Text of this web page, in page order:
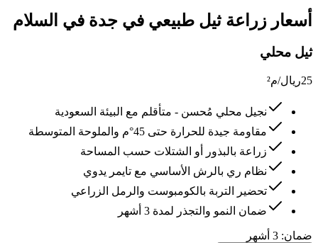
أسعار زراعة ثيل طبيعي في جدة في السلام
ثيل محلي
25ريال/م²
نجيل محلي مُحسن - متأقلم مع البيئة السعودية
مقاومة جيدة للحرارة حتى 45°م والملوحة المتوسطة
زراعة بالبذور أو الشتلات حسب المساحة
نظام ري بالرش الأساسي مع تايمر يدوي
تحضير التربة بالكومبوست والرمل الزراعي
ضمان النمو والتجذر لمدة 3 أشهر
ضمان: 3 أشهر